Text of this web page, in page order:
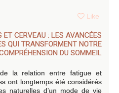
Like
ET CERVEAU : LES AVANCÉES
QUI TRANSFORMENT NOTRE
DU SOMMEIL
la relation entre fatigue et
ont longtemps été considérés
naturelles d’un mode de vie